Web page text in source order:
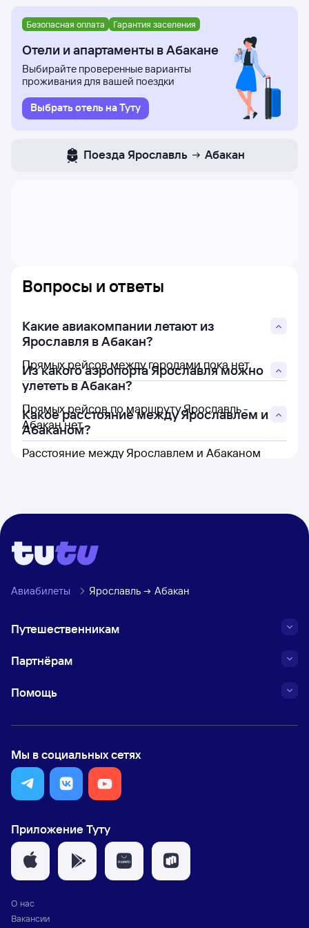
Безопасная оплата Гарантия заселения
Отели и апартаменты в Абакане
Выбирайте проверенные варианты
проживания для вашей поездки
Выбрать отель на Туту
Поезда Ярославль Абакан
Вопросы и ответы
Какие авиакомпании летают из
Ярославля в Абакан?
Прямых рейсов между городами пока нет.
Из какого аэропорта Ярославля можно
улететь в Абакан?
Прямых рейсов по маршруту Ярославль -
Абакан нет.
Какое расстояние между Ярославлем и
Абаканом?
Расстояние между Ярославлем и Абаканом
Авиабилеты Ярославль Абакан
Путешественникам
Партнёрам
Помощь
Мы в социальных сетях
Приложение Туту
О нас
Вакансии